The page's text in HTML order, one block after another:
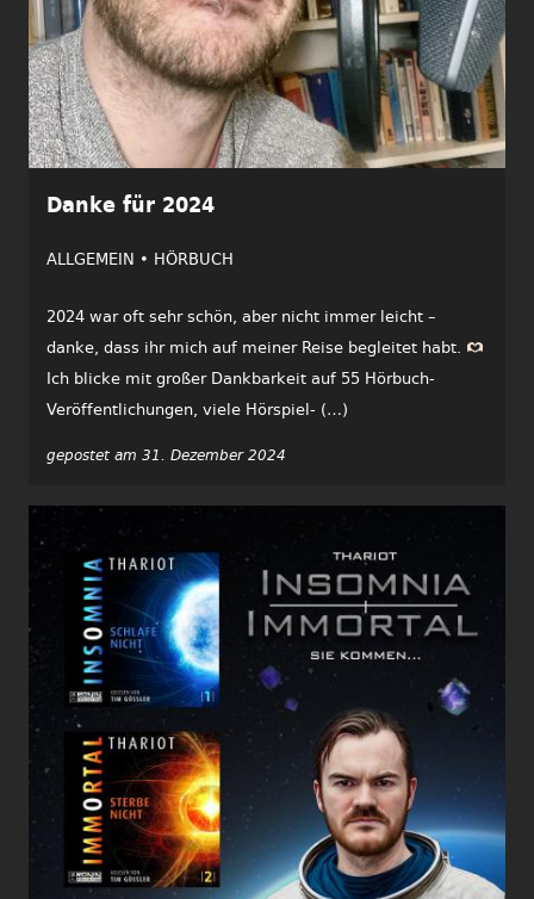
Danke für 2024
ALLGEMEIN • HÖRBUCH
2024 war oft sehr schön, aber nicht immer leicht –
danke, dass ihr mich auf meiner Reise begleitet habt.
Ich blicke mit großer Dankbarkeit auf 55 Hörbuch-
Veröffentlichungen, viele Hörspiel- (…)
gepostet am 31. Dezember 2024